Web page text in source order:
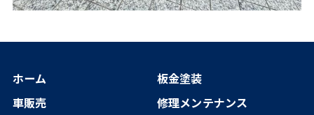
ホーム
車販売
板金塗装
修理メンテナンス